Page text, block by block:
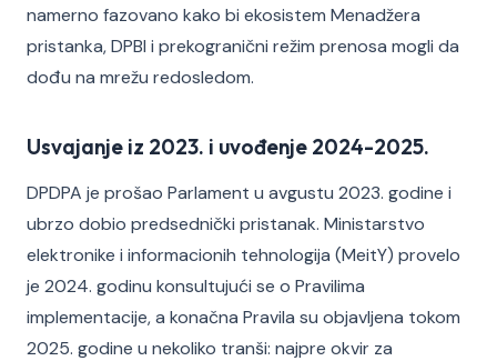
namerno fazovano kako bi ekosistem Menadžera
pristanka, DPBI i prekogranični režim prenosa mogli da
dođu na mrežu redosledom.
Usvajanje iz 2023. i uvođenje 2024-2025.
DPDPA je prošao Parlament u avgustu 2023. godine i
ubrzo dobio predsednički pristanak. Ministarstvo
elektronike i informacionih tehnologija (MeitY) provelo
je 2024. godinu konsultujući se o Pravilima
implementacije, a konačna Pravila su objavljena tokom
2025. godine u nekoliko tranši: najpre okvir za